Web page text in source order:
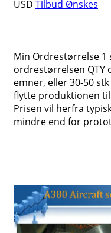
USD Tilbud Ønskes
Min Ordrestørrelse 1
ordrestørrelsen QTY
emner, eller 30-50
flytte produktionen
Prisen vil herfra
mindre end for